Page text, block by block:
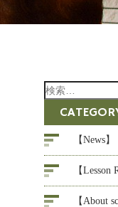
検
【News】
【Lesson
【About